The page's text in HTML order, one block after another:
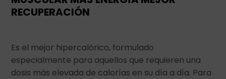
RECUPERACIÓN
Es el mejor hipercalórico, formulado
especialmente para aquellos que requieren una
dosis más elevada de calorías en su día a día. Para